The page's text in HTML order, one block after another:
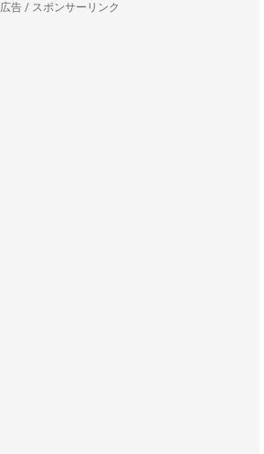
広告 / スポンサーリンク